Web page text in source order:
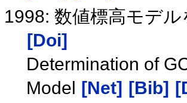
1998: 数値標高モデ
[Doi]
Determination of
Model
[Net] [Bib]